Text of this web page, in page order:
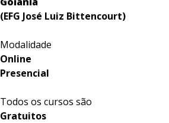
(EFG José Luiz Bittencourt)
Modalidade
Online
Presencial
Todos os cursos são
Gratuitos